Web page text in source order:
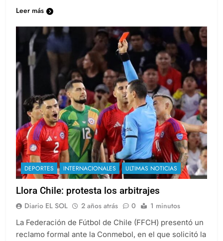
Leer más
DEPORTES INTERNACIONALES ULTIMAS NOTICIAS
Llora Chile: protesta los arbitrajes
Diario EL SOL 2 años atrás 0 1 minutos
La Federación de Fútbol de Chile (FFCH) presentó un
reclamo formal ante la Conmebol, en el que solicitó la